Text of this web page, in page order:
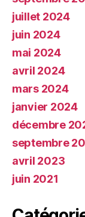
juillet 2024
juin 2024
mai 2024
avril 2024
mars 2024
janvier 2024
décembre
septembre
avril 2023
juin 2021